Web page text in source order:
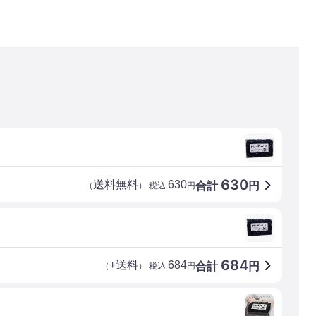
合計 630円
（送料無料） 税込 630円
合計 684円
（+送料） 税込 684円